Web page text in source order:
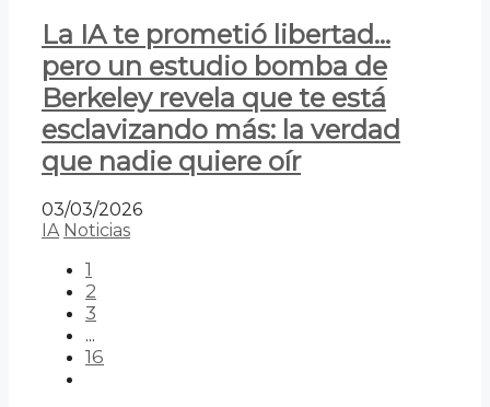
La IA te prometió libertad…
pero un estudio bomba de
Berkeley revela que te está
esclavizando más: la verdad
que nadie quiere oír
03/03/2026
IA Noticias
1
2
3
...
16